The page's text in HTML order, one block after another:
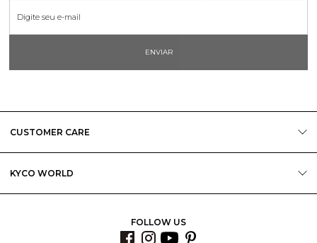
ENVIAR
CUSTOMER CARE
KYCO WORLD
FOLLOW US